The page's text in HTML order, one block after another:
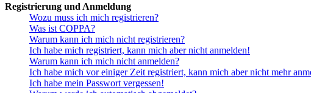
Registrierung und Anmeldung
Wozu muss ich mich registrieren?
Was ist COPPA?
Warum kann ich mich nicht registrieren?
Ich habe mich registriert, kann mich aber nicht anmelden!
Warum kann ich mich nicht anmelden?
Ich habe mich vor einiger Zeit registriert, kann mich aber nicht mehr
Ich habe mein Passwort vergessen!